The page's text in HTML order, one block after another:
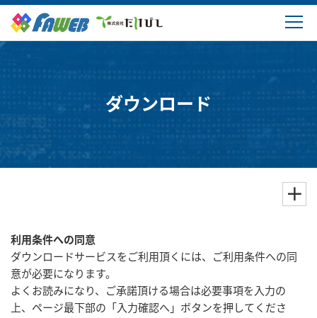
ダウンロード
会社概要
ログイン・新規登録
ダウンロード
利用条件への同意
ダウンロードサービスをご利用頂くには、ご利用条件への同
意が必要になります。
よくお読みになり、ご承諾頂ける場合は必要事項を入力の
上、ページ最下部の「入力確認へ」ボタンを押してくださ